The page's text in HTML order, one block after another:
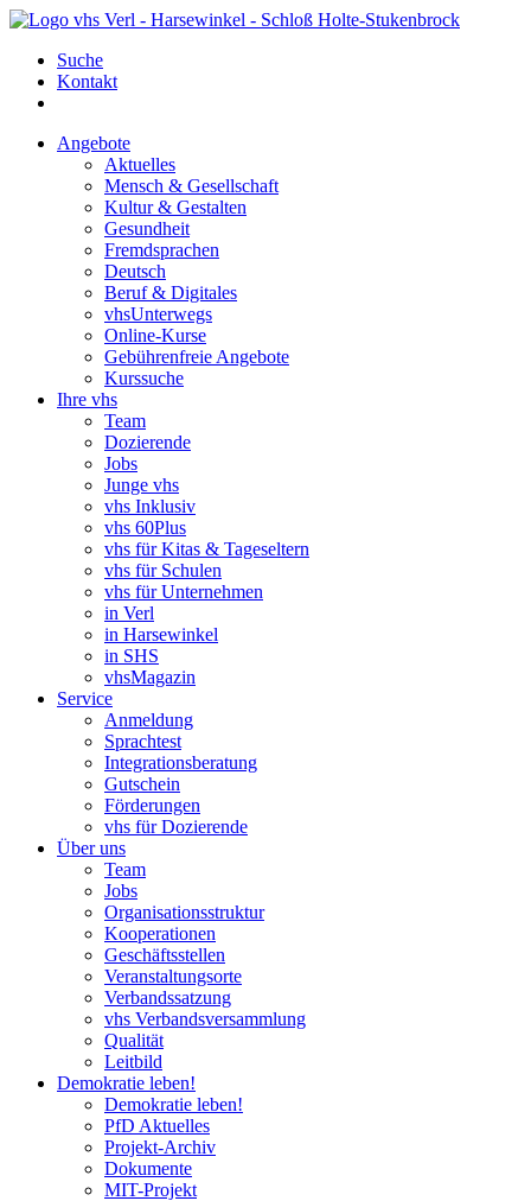
Suche
Kontakt
Angebote
Aktuelles
Mensch & Gesellschaft
Kultur & Gestalten
Gesundheit
Fremdsprachen
Deutsch
Beruf & Digitales
vhsUnterwegs
Online-Kurse
Gebührenfreie Angebote
Kurssuche
Ihre vhs
Team
Dozierende
Jobs
Junge vhs
vhs Inklusiv
vhs 60Plus
vhs für Kitas & Tageseltern
vhs für Schulen
vhs für Unternehmen
in Verl
in Harsewinkel
in SHS
vhsMagazin
Service
Anmeldung
Sprachtest
Integrationsberatung
Gutschein
Förderungen
vhs für Dozierende
Über uns
Team
Jobs
Organisationsstruktur
Kooperationen
Geschäftsstellen
Veranstaltungsorte
Verbandssatzung
vhs Verbandsversammlung
Qualität
Leitbild
Demokratie leben!
Demokratie leben!
PfD Aktuelles
Projekt-Archiv
Dokumente
MIT-Projekt